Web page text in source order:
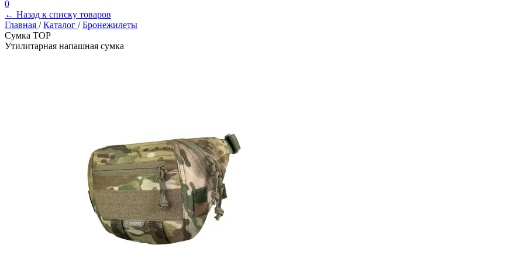
0
← Назад к списку товаров
Главная / Каталог / Бронежилеты
Сумка ТОР
Утилитарная напашная сумка